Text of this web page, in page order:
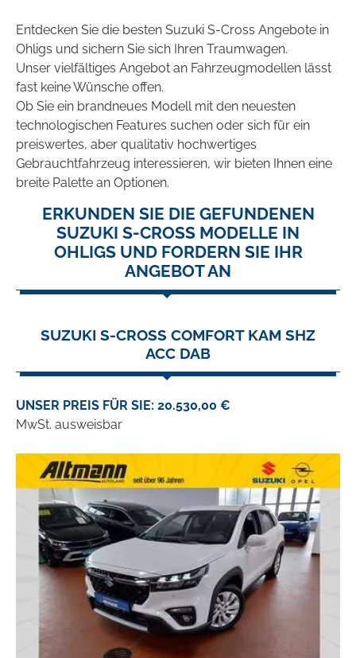
Entdecken Sie die besten Suzuki S-Cross Angebote in
Ohligs und sichern Sie sich Ihren Traumwagen.
Unser vielfältiges Angebot an Fahrzeugmodellen lässt
fast keine Wünsche offen.
Ob Sie ein brandneues Modell mit den neuesten
technologischen Features suchen oder sich für ein
preiswertes, aber qualitativ hochwertiges
Gebrauchtfahrzeug interessieren, wir bieten Ihnen eine
breite Palette an Optionen.
ERKUNDEN SIE DIE GEFUNDENEN
SUZUKI S-CROSS MODELLE IN
OHLIGS UND FORDERN SIE IHR
ANGEBOT AN
SUZUKI S-CROSS COMFORT KAM SHZ
ACC DAB
UNSER PREIS FÜR SIE: 20.530,00 €
MwSt. ausweisbar